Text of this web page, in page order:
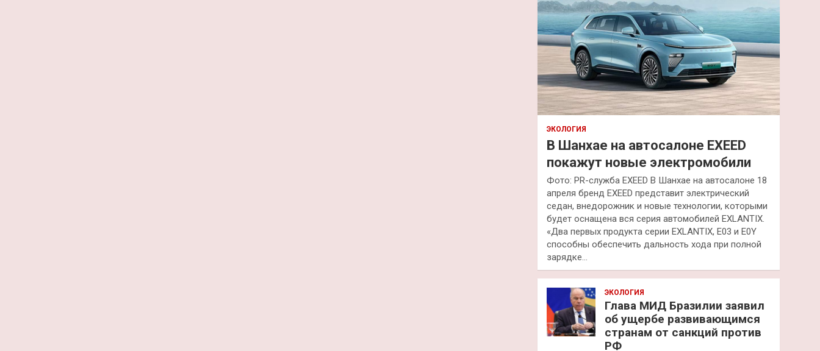
ЭКОЛОГИЯ
В Шанхае на автосалоне EXEED
покажут новые электромобили
Фото: PR-служба EXEED В Шанхае на автосалоне 18
апреля бренд EXEED представит электрический
седан, внедорожник и новые технологии, которыми
будет оснащена вся серия автомобилей EXLANTIX.
«Два первых продукта серии EXLANTIX, E03 и E0Y
способны обеспечить дальность хода при полной
зарядке…
ЭКОЛОГИЯ
Глава МИД Бразилии заявил
об ущербе развивающимся
странам от санкций против
РФ